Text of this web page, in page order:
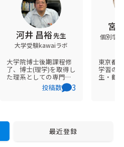
河井 昌裕先生
大学受験kawaiラボ
大学院博士後期課程修
了、博士(理学)を取得し
た理系としての専門性
の高さを活かし、化学
を専門に、数学、物理
投稿数 3
宮
個別学
東京都
学習の
生・鶴
最近登録